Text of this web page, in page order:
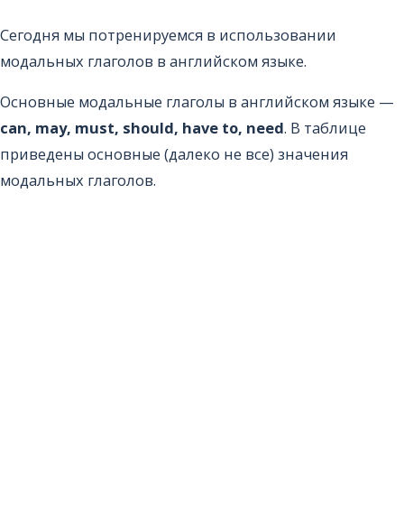
Сегодня мы потренируемся в использовании
модальных глаголов в английском языке.
Основные модальные глаголы в английском языке —
can, may, must, should, have to, need. В таблице
приведены основные (далеко не все) значения
модальных глаголов.